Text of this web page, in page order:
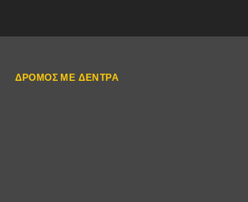
ΔΡΌΜΟΣ ΜΕ ΔΈΝΤΡΑ